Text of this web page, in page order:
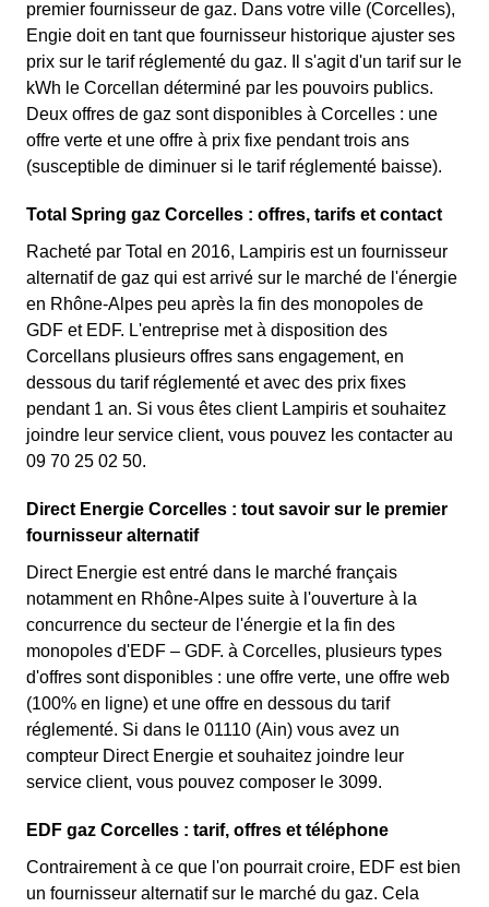
premier fournisseur de gaz. Dans votre ville (Corcelles),
Engie doit en tant que fournisseur historique ajuster ses
prix sur le tarif réglementé du gaz. Il s'agit d'un tarif sur le
kWh le Corcellan déterminé par les pouvoirs publics.
Deux offres de gaz sont disponibles à Corcelles : une
offre verte et une offre à prix fixe pendant trois ans
(susceptible de diminuer si le tarif réglementé baisse).
Total Spring gaz Corcelles : offres, tarifs et contact
Racheté par Total en 2016, Lampiris est un fournisseur
alternatif de gaz qui est arrivé sur le marché de l'énergie
en Rhône-Alpes peu après la fin des monopoles de
GDF et EDF. L'entreprise met à disposition des
Corcellans plusieurs offres sans engagement, en
dessous du tarif réglementé et avec des prix fixes
pendant 1 an. Si vous êtes client Lampiris et souhaitez
joindre leur service client, vous pouvez les contacter au
09 70 25 02 50.
Direct Energie Corcelles : tout savoir sur le premier
fournisseur alternatif
Direct Energie est entré dans le marché français
notamment en Rhône-Alpes suite à l'ouverture à la
concurrence du secteur de l'énergie et la fin des
monopoles d'EDF – GDF. à Corcelles, plusieurs types
d'offres sont disponibles : une offre verte, une offre web
(100% en ligne) et une offre en dessous du tarif
réglementé. Si dans le 01110 (Ain) vous avez un
compteur Direct Energie et souhaitez joindre leur
service client, vous pouvez composer le 3099.
EDF gaz Corcelles : tarif, offres et téléphone
Contrairement à ce que l'on pourrait croire, EDF est bien
un fournisseur alternatif sur le marché du gaz. Cela